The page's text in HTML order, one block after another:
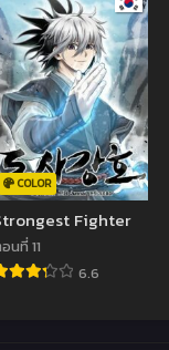
COLOR
Fighter
นที่ 11
6.6